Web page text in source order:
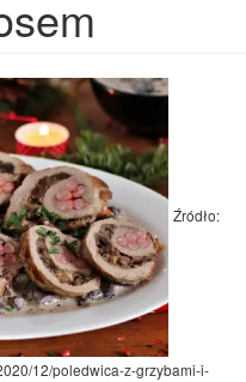
Źródło:
12/poledwica-z-grzybami-i-